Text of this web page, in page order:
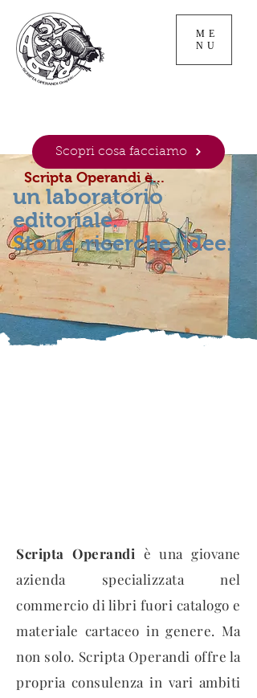
ME
NU
Scripta Operandi è...
un laboratorio
editoriale.
Storie, ricerche, idee.
Scopri cosa facciamo
Scripta Operandi è una giovane
azienda specializzata nel
commercio di libri fuori catalogo e
materiale cartaceo in genere. Ma
non solo. Scripta Operandi offre la
propria consulenza in vari ambiti